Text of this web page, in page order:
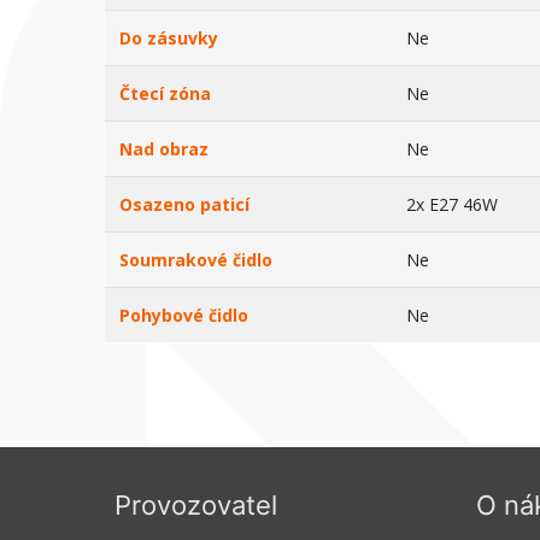
Do zásuvky Ne
Čtecí zóna Ne
Nad obraz Ne
Osazeno paticí 2x E27 46W
Soumrakové čidlo Ne
Pohybové čidlo Ne
Provozovatel O